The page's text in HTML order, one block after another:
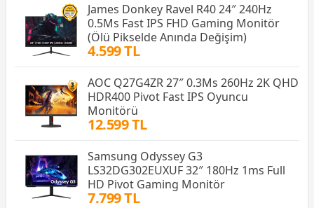
James Donkey Ravel R40 24″ 240Hz
0.5Ms Fast IPS FHD Gaming Monitör
(Ölü Pikselde Anında Değişim)
4.599 TL
AOC Q27G4ZR 27″ 0.3Ms 260Hz 2K QHD
HDR400 Pivot Fast IPS Oyuncu
Monitörü
12.599 TL
Samsung Odyssey G3
LS32DG302EUXUF 32″ 180Hz 1ms Full
HD Pivot Gaming Monitör
7.799 TL